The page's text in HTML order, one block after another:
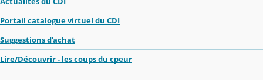
Portail catalogue virtuel du CDI
Suggestions d'achat
Lire/Découvrir - les coups du cpeur